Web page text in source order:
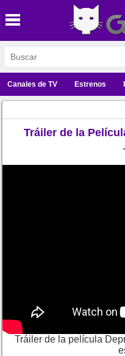
Canales de TV Estrenos
Tráiler de la
Tráiler de la película